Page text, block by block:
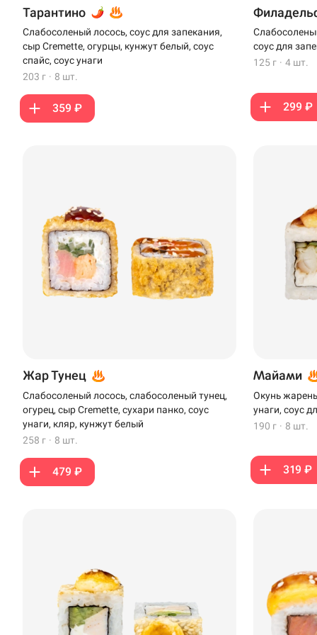
Тарантино
Слабосоленый лосось, соус для запекания,
сыр Cremette, огурцы, кунжут белый, соус
спайс, соус унаги
203 г · 8 шт.
359 ₽
соус для
125 г · 4 шт.
299 ₽
Жар Тунец
Слабосоленый лосось, слабосоленый тунец,
огурец, сыр Cremette, сухари панко, соус
унаги, кляр, кунжут белый
258 г · 8 шт.
479 ₽
Майами
Окунь
унаги, соус
190 г · 8 шт.
319 ₽